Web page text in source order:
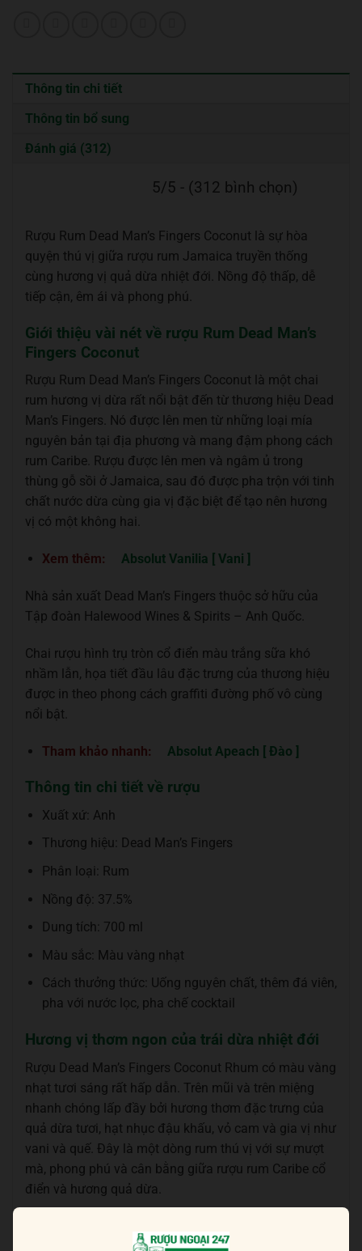
Thông tin chi tiết
Thông tin bổ sung
Đánh giá (312)
5/5 - (312 bình chọn)
Rượu Rum Dead Man’s Fingers Coconut là sự hòa
quyện thú vị giữa rượu rum Jamaica truyền thống
cùng hương vị quả dừa nhiệt đới. Nồng độ thấp, dễ
tiếp cận, êm ái và phong phú.
Giới thiệu vài nét về rượu Rum Dead Man’s
Fingers Coconut
Rượu Rum Dead Man’s Fingers Coconut là một chai
rum hương vị dừa rất nổi bật đến từ thương hiệu Dead
Man’s Fingers. Nó được lên men từ những loại mía
nguyên bản tại địa phương và mang đậm phong cách
rum Caribe. Rượu được lên men và ngâm ủ trong
thùng gỗ sồi ở Jamaica, sau đó được pha trộn với tinh
chất nước dừa cùng gia vị đặc biệt để tạo nên hương
vị có một không hai.
Xem thêm: Absolut Vanilia [ Vani ]
Nhà sản xuất Dead Man’s Fingers thuộc sở hữu của
Tập đoàn Halewood Wines & Spirits – Anh Quốc.
Chai rượu hình trụ tròn cổ điển màu trắng sữa khó
nhầm lẫn, họa tiết đầu lâu đặc trưng của thương hiệu
được in theo phong cách graffiti đường phố vô cùng
nổi bật.
Tham khảo nhanh: Absolut Apeach [ Đào ]
Thông tin chi tiết về rượu
Xuất xứ: Anh
Thương hiệu: Dead Man’s Fingers
Phân loại: Rum
Nồng độ: 37.5%
Dung tích: 700 ml
Màu sắc: Màu vàng nhạt
Cách thưởng thức: Uống nguyên chất, thêm đá viên,
pha với nước lọc, pha chế cocktail
Hương vị thơm ngon của trái dừa nhiệt đới
Rượu Dead Man’s Fingers Coconut Rhum có màu vàng
nhạt tươi sáng rất hấp dẫn. Trên mũi và trên miệng
nhanh chóng lấp đầy bởi hương thơm đặc trưng của
quả dừa tươi, hạt nhục đậu khấu, vỏ cam và gia vị như
vani và quế. Đây là một dòng rum thú vị với sự mượt
mà, phong phú và cân bằng giữa rượu rum Caribe cổ
điển và hương quả dừa.
vời cho người hâm mộ rượu rum Jamaica cũng như